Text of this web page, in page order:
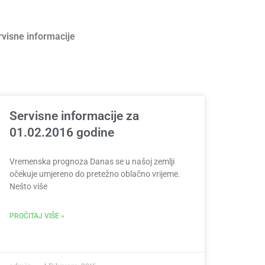
informacije
Servisne informacije za
01.02.2016 godine
Vremenska prognoza Danas se u našoj zemlji
očekuje umjereno do pretežno oblačno vrijeme.
Nešto više
PROČITAJ VIŠE »